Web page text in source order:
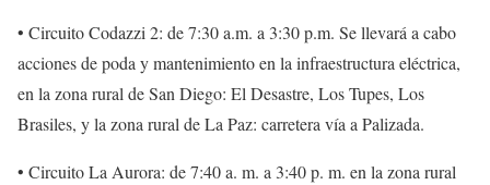
• Circuito Codazzi 2: de 7:30 a.m. a 3:30 p.m. Se llevará a cabo
acciones de poda y mantenimiento en la infraestructura eléctrica,
en la zona rural de San Diego: El Desastre, Los Tupes, Los
Brasiles, y la zona rural de La Paz: carretera vía a Palizada.
• Circuito La Aurora: de 7:40 a. m. a 3:40 p. m. en la zona rural